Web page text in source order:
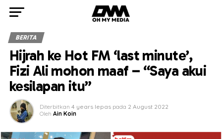
BERITA
Hijrah ke Hot FM ‘last minute’,
Fizi Ali mohon maaf – “Saya akui
kesilapan itu”
Diterbitkan 4 years lepas pada 2 August 2022
Oleh Ain Koin